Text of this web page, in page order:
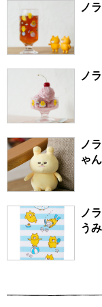
ノ
ゃん
ノ
うみ